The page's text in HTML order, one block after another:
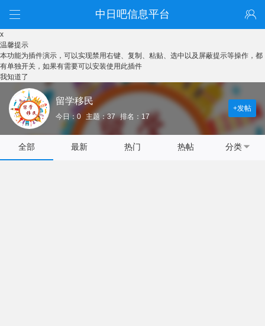
中日吧信息平台
x
温馨提示
本功能为插件演示，可以实现禁用右键、复制、粘贴、选中以及屏蔽提示等操作，都
有单独开关，如果有需要可以安装使用此插件
我知道了
留学移民
今日：0 主题：37 排名：17
+发帖
全部 最新 热门 热帖 分类